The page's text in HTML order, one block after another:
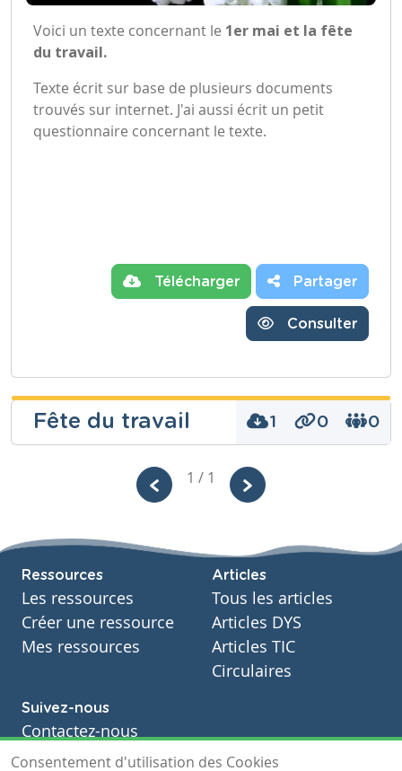
Voici un texte concernant le 1er mai et la fête
du travail.
Texte écrit sur base de plusieurs documents
trouvés sur internet. J'ai aussi écrit un petit
questionnaire concernant le texte.
Télécharger Partager
Consulter
Fête du travail 1 0 0
Fondamental
Eveil historique
Année
Primaire – Troisième année
Tags
1 / 1
Ressources
Les ressources
Créer une ressource
Mes ressources
Articles
Tous les articles
Articles DYS
Articles TIC
Circulaires
Suivez-nous
Contactez-nous
Soutien scolaire
Consentement d'utilisation des Cookies